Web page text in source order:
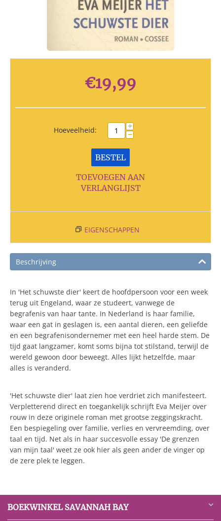
€19,99
Hoeveelheid: +
−
BESTEL
TOEVOEGEN AAN
VERLANGLIJST
EIGENSCHAPPEN
Beschrijving
In 'Het schuwste dier' keert de hoofdpersoon voor een week
terug uit Engeland, waar ze studeert, vanwege de
begrafenis van haar tante. In Nederland is haar familie,
waar een gat in geslagen is, een aantal dieren, een geliefde
en een begrafenisondernemer met een heel harde stem. De
tijd gaat langzamer, komt soms bijna tot stilstand, terwijl de
wereld gewoon door beweegt. Alles lijkt hetzelfde, maar
alles is veranderd.
'Het schuwste dier' laat zien hoe verdriet zich manifesteert.
Verpletterend direct en toegankelijk schrijft Eva Meijer over
rouw in deze originele roman met grootse zeggingskracht.
Een bespiegeling over familie, verlies en vervreemding, over
taal en tijd. Net als in haar succesvolle essay 'De grenzen
van mijn taal' weet ze ook hier als geen ander de vinger op
de zere plek te leggen.
BOEKWINKEL SAVANNAH BAY